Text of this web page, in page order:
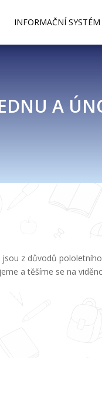
INFORMAČNÍ SYSTÉM
A
z důvodů
a těšíme se na